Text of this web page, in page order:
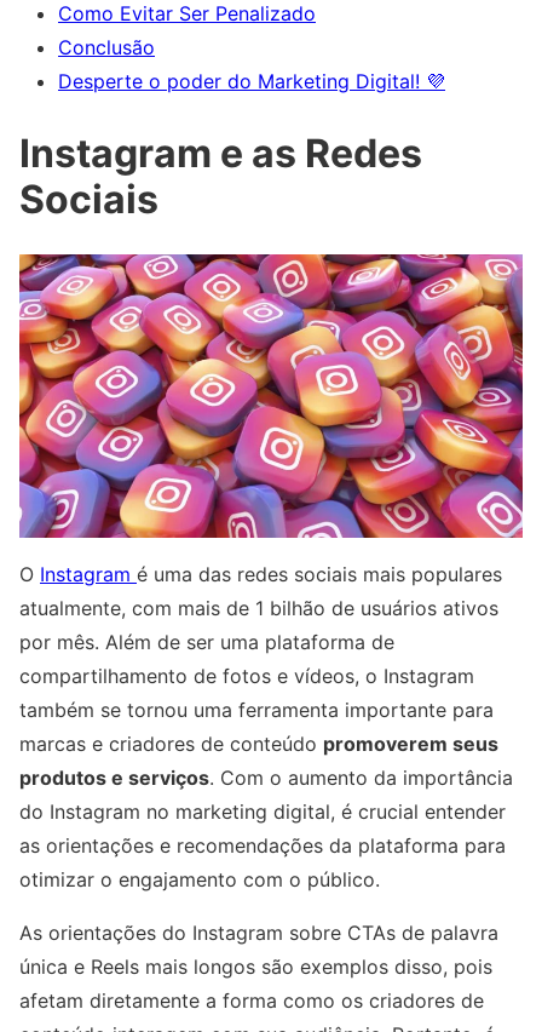
Como Evitar Ser Penalizado
Conclusão
Desperte o poder do Marketing Digital! 💜
Instagram e as Redes
Sociais
O Instagram é uma das redes sociais mais populares
atualmente, com mais de 1 bilhão de usuários ativos
por mês. Além de ser uma plataforma de
compartilhamento de fotos e vídeos, o Instagram
também se tornou uma ferramenta importante para
marcas e criadores de conteúdo promoverem seus
produtos e serviços. Com o aumento da importância
do Instagram no marketing digital, é crucial entender
as orientações e recomendações da plataforma para
otimizar o engajamento com o público.
As orientações do Instagram sobre CTAs de palavra
única e Reels mais longos são exemplos disso, pois
afetam diretamente a forma como os criadores de